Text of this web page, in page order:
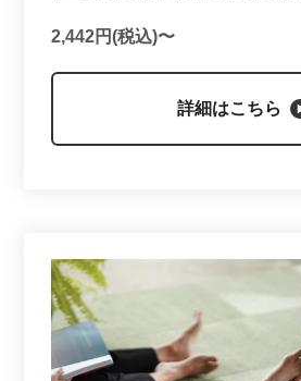
2,442円(税込)〜
詳細はこちら